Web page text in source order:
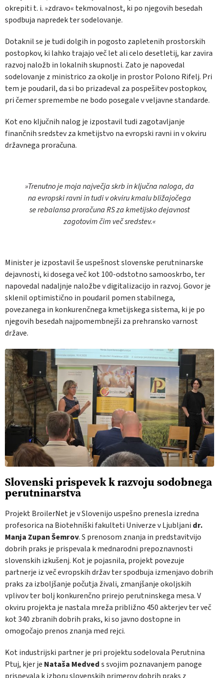
okrepiti t. i. »zdravo« tekmovalnost, ki po njegovih besedah
spodbuja napredek ter sodelovanje.
Dotaknil se je tudi dolgih in pogosto zapletenih prostorskih
postopkov, ki lahko trajajo več let ali celo desetletij, kar zavira
razvoj naložb in lokalnih skupnosti. Zato je napovedal
sodelovanje z ministrico za okolje in prostor Polono Rifelj. Pri
tem je poudaril, da si bo prizadeval za pospešitev postopkov,
pri čemer spremembe ne bodo posegale v veljavne standarde.
Kot eno ključnih nalog je izpostavil tudi zagotavljanje
finančnih sredstev za kmetijstvo na evropski ravni in v okviru
državnega proračuna.
»Trenutno je moja največja skrb in ključna naloga, da
na evropski ravni in tudi v okviru kmalu bližajočega
se rebalansa proračuna RS za kmetijsko dejavnost
zagotovim čim več sredstev.«
Minister je izpostavil še uspešnost slovenske perutninarske
dejavnosti, ki dosega več kot 100-odstotno samooskrbo, ter
napovedal nadaljnje naložbe v digitalizacijo in razvoj. Govor je
sklenil optimistično in poudaril pomen stabilnega,
povezanega in konkurenčnega kmetijskega sistema, ki je po
njegovih besedah najpomembnejši za prehransko varnost
države.
Slovenski prispevek k razvoju sodobnega
perutninarstva
Projekt BroilerNet je v Slovenijo uspešno prenesla izredna
profesorica na Biotehniški fakulteti Univerze v Ljubljani dr.
Manja Zupan Šemrov. S prenosom znanja in predstavitvijo
dobrih praks je prispevala k mednarodni prepoznavnosti
slovenskih izkušenj. Kot je pojasnila, projekt povezuje
partnerje iz več evropskih držav ter spodbuja izmenjavo dobrih
praks za izboljšanje počutja živali, zmanjšanje okoljskih
vplivov ter bolj konkurenčno prirejo perutninskega mesa. V
okviru projekta je nastala mreža približno 450 akterjev ter več
kot 340 zbranih dobrih praks, ki so javno dostopne in
omogočajo prenos znanja med rejci.
Kot industrijski partner je pri projektu sodelovala Perutnina
Ptuj, kjer je Nataša Medveds svojim poznavanjem panoge